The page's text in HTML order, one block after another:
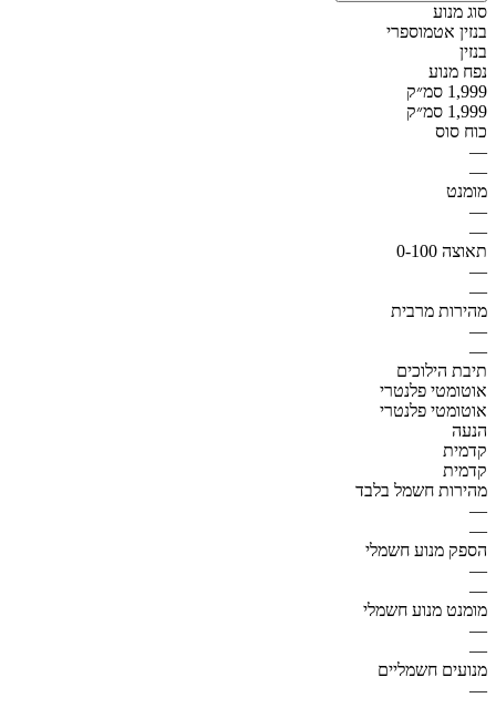
סוג מנוע
בנזין אטמוספרי
בנזין
נפח מנוע
1,999 סמ״ק
1,999 סמ״ק
כוח סוס
—
—
מומנט
—
—
תאוצה 0-100
—
—
מהירות מרבית
—
—
תיבת הילוכים
אוטומטי פלנטרי
אוטומטי פלנטרי
הנעה
קדמית
קדמית
מהירות חשמל בלבד
—
—
הספק מנוע חשמלי
—
—
מומנט מנוע חשמלי
—
—
מנועים חשמליים
—